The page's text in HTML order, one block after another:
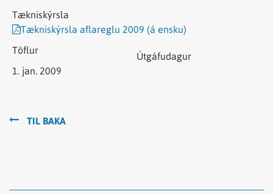
Tækniskýrsla aflareglu 2009 (á ensku)
1. jan. 2009
TIL BAKA